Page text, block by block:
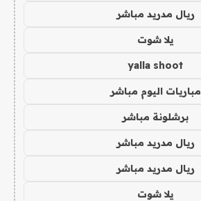
ريال مدريد مباشر
يلا شوت
yalla shoot
مباريات اليوم مباشر
برشلونة مباشر
ريال مدريد مباشر
ريال مدريد مباشر
يلا شوت